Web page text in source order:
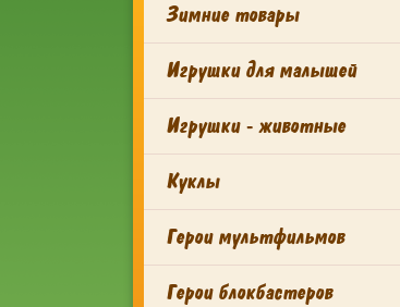
Зимние товары
Игрушки для малышей
Игрушки - животные
Куклы
Герои мультфильмов
Герои блокбастеров